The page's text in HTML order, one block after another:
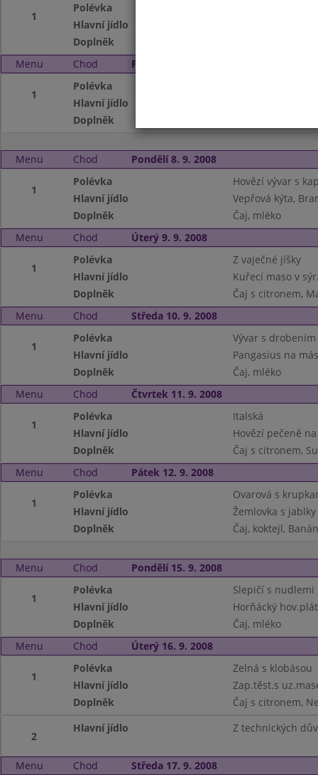
1
Polévka
Hlavní jídlo
Doplněk
Menu
Chod Pátek 5. 9. 2008
1
Polévka
Hlavní jídlo
Doplněk
Menu Chod Pondělí 8. 9. 2008
1
Polévka
Hovězí vývar s
Hlavní jídlo
Vepřová kýta,
Doplněk
Čaj, mléko
Menu
Chod Úterý 9. 9. 2008
1
Polévka
Z vaječné jíšky
Hlavní jídlo
Kuřecí maso v
Doplněk
Čaj s citronem,
Menu
Chod Středa 10. 9. 2008
1
Polévka
Vývar s drobením
Hlavní jídlo
Pangasius na
Doplněk
Čaj, mléko
Menu
Chod Čtvrtek 11. 9. 2008
1
Polévka
Italská
Hlavní jídlo
Hovězí pečeně
Doplněk
Čaj s citronem,
Menu
Chod Pátek 12. 9. 2008
1
Polévka
Ovarová s
Hlavní jídlo
Žemlovka s jablky
Doplněk
Čaj, koktejl, Banán
Menu Chod Pondělí 15. 9. 2008
1
Polévka
Slepičí s nudlemi
Hlavní jídlo
Horňácký
Doplněk
Čaj, mléko
Menu
Chod Úterý 16. 9. 2008
1
Polévka
Zelná s klobásou
Hlavní jídlo
Zap.těst.s
Doplněk
Čaj s citronem,
2
Hlavní jídlo Z technických
Menu Chod Středa 17. 9. 2008